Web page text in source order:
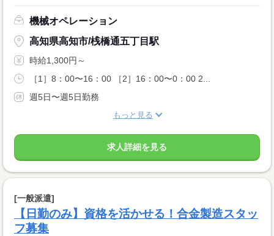
機械オペレーション
高知県高知市/桟橋通五丁目駅
時給1,300円～
［1］8：00〜16：00 ［2］16：00〜0：00 2...
週5日〜週5日勤務
もっと見る
求人詳細を見る
[一般派遣]
【日勤のみ】資格を活かせる！合金製造スタッ
フ募集